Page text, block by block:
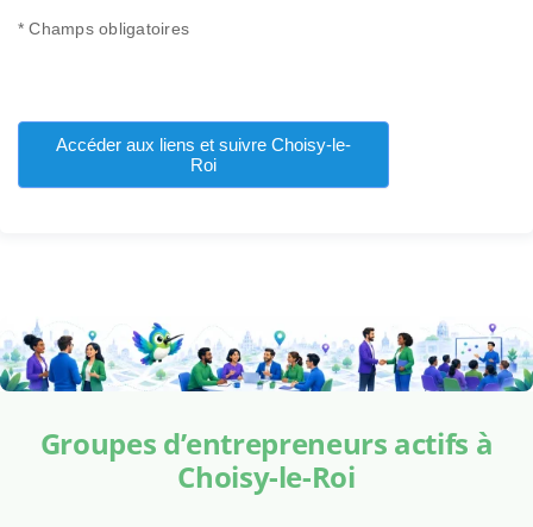
* Champs obligatoires
Accéder aux liens et suivre Choisy-le-
Roi
Groupes d’entrepreneurs actifs à
Choisy-le-Roi